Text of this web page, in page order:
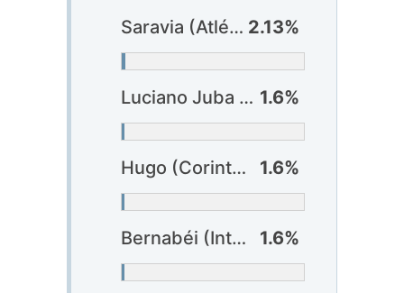
Saravia (Atlético-MG) 2.13%
Luciano Juba (Bahia) 1.6%
Hugo (Corinthians) 1.6%
Bernabéi (Internacional) 1.6%